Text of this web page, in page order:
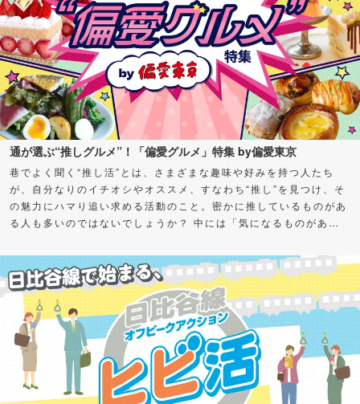
通が選ぶ“推しグルメ”！「偏愛グルメ」特集 by偏愛東京
巷でよく聞く“推し活”とは、さまざまな趣味や好みを持つ人たち
が、自分なりのイチオシやオススメ、すなわち“推し”を見つけ、そ
の魅力にハマり追い求める活動のこと。密かに推しているものがあ
る人も多いのではないでしょうか？ 中には「気になるものがある
けたい！」とお悩みの方もいるかもしれません。 そこで今回、さ
まざまなグルメの“通（ツウ）”に“推し”をアンケート！愛してやま
ない、超オススメスポット＆グルメを聞いちゃいました。気になる
カテゴリーがあったら、ぜひチェックしてみてくださいね。